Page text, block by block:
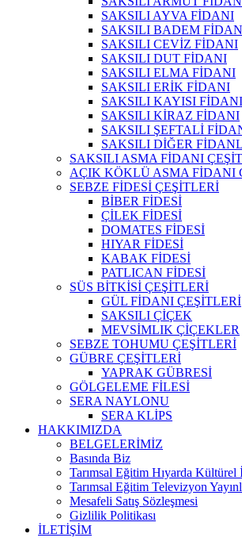
SAKSILI AYVA FİDANI
SAKSILI BADEM
SAKSILI CEVİZ FİDANI
SAKSILI DUT FİDANI
SAKSILI ELMA FİDANI
SAKSILI ERİK FİDANI
SAKSILI KAYISI FİDANI
SAKSILI KİRAZ FİDANI
SAKSILI ŞEFTALİ
SAKSILI DİĞER
SAKSILI ASMA FİDANI
AÇIK KÖKLÜ ASMA FİDANI
SEBZE FİDESİ ÇEŞİTLERİ
BİBER FİDESİ
ÇİLEK FİDESİ
DOMATES FİDESİ
HIYAR FİDESİ
KABAK FİDESİ
PATLICAN FİDESİ
SÜS BİTKİSİ ÇEŞİTLERİ
GÜL FİDANI ÇEŞİTLERİ
SAKSILI ÇİÇEK
MEVSİMLIK ÇİÇEKLER
SEBZE TOHUMU ÇEŞİTLERİ
GÜBRE ÇEŞİTLERİ
YAPRAK GÜBRESİ
GÖLGELEME FİLESİ
SERA NAYLONU
SERA KLİPS
HAKKIMIZDA
BELGELERİMİZ
Basında Biz
Tarımsal Eğitim Hıyarda Kültürel
Tarımsal Eğitim Televizyon
Mesafeli Satış Sözleşmesi
Gizlilik Politikası
İLETİŞİM